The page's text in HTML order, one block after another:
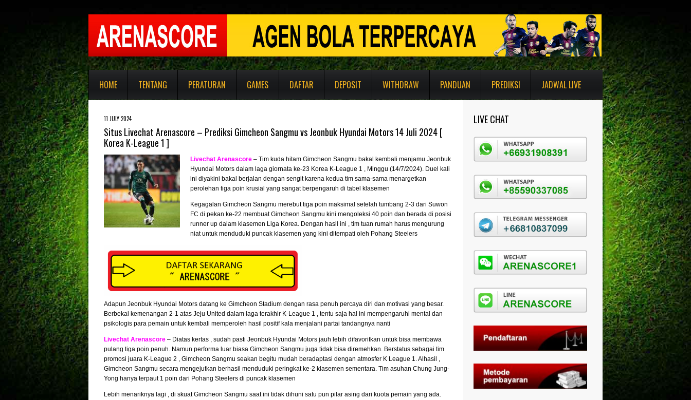
HOME TENTANG PERATURAN GAMES DAFTAR DEPOSIT WITHDRAW PANDUAN PREDIKSI JADWAL LIVE
11 JULY 2024
Situs Livechat Arenascore – Prediksi Gimcheon Sangmu vs Jeonbuk Hyundai Motors 14 Juli 2024 [
Korea K-League 1 ]
Livechat Arenascore – Tim kuda hitam Gimcheon Sangmu bakal kembali menjamu Jeonbuk
Hyundai Motors dalam laga giornata ke-23 Korea K-League 1 , Minggu (14/7/2024). Duel kali
ini diyakini bakal berjalan dengan sengit karena kedua tim sama-sama menargetkan
perolehan tiga poin krusial yang sangat berpengaruh di tabel klasemen
Kegagalan Gimcheon Sangmu merebut tiga poin maksimal setelah tumbang 2-3 dari Suwon
FC di pekan ke-22 membuat Gimcheon Sangmu kini mengoleksi 40 poin dan berada di posisi
runner up dalam klasemen Liga Korea. Dengan hasil ini , tim tuan rumah harus mengurung
niat untuk menduduki puncak klasemen yang kini ditempati oleh Pohang Steelers
Adapun Jeonbuk Hyundai Motors datang ke Gimcheon Stadium dengan rasa penuh percaya diri dan motivasi yang besar.
Berbekal kemenangan 2-1 atas Jeju United dalam laga terakhir K-League 1 , tentu saja hal ini mempengaruhi mental dan
psikologis para pemain untuk kembali memperoleh hasil positif kala menjalani partai tandangnya nanti
Livechat Arenascore – Diatas kertas , sudah pasti Jeonbuk Hyundai Motors jauh lebih difavoritkan untuk bisa membawa
pulang tiga poin penuh. Namun performa luar biasa Gimcheon Sangmu juga tidak bisa diremehkan. Berstatus sebagai tim
promosi juara K-League 2 , Gimcheon Sangmu seakan begitu mudah beradaptasi dengan atmosfer K League 1. Alhasil ,
Gimcheon Sangmu secara mengejutkan berhasil menduduki peringkat ke-2 klasemen sementara. Tim asuhan Chung Jung-
Yong hanya terpaut 1 poin dari Pohang Steelers di puncak klasemen
Lebih menariknya lagi , di skuat Gimcheon Sangmu saat ini tidak dihuni satu pun pilar asing dari kuota pemain yang ada.
LIVE CHAT